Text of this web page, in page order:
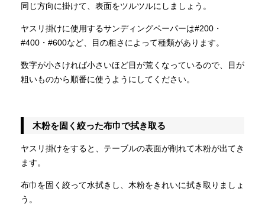
同じ方向に掛けて、表面をツルツルにしましょう。
ヤスリ掛けに使用するサンディングペーパーは#200・
#400・#600など、目の粗さによって種類があります。
数字が小さければ小さいほど目が荒くなっているので、目が
粗いものから順番に使うようにしてください。
木粉を固く絞った布巾で拭き取る
ヤスリ掛けをすると、テーブルの表面が削れて木粉が出てき
ます。
布巾を固く絞って水拭きし、木粉をきれいに拭き取りましょ
う。